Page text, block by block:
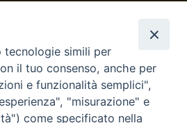
TV 2000
simili per
il tuo consenso, anche per
e funzionalità semplici",
"misurazione" e
come specificato nella